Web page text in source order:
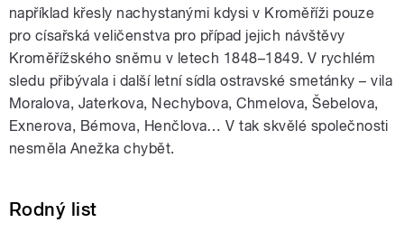
například křesly nachystanými kdysi v Kroměříži pouze
pro císařská veličenstva pro případ jejich návštěvy
Kroměřížského sněmu v letech 1848–1849. V rychlém
sledu přibývala i další letní sídla ostravské smetánky – vila
Moralova, Jaterkova, Nechybova, Chmelova, Šebelova,
Exnerova, Bémova, Henčlova… V tak skvělé společnosti
nesměla Anežka chybět.
Rodný list